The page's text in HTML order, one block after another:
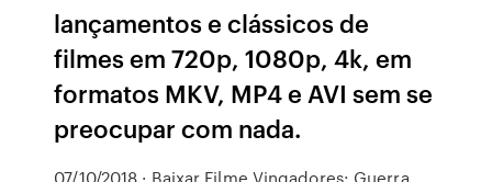
lançamentos e clássicos de
filmes em 720p, 1080p, 4k, em
formatos MKV, MP4 e AVI sem se
preocupar com nada.
07/10/2018 · Baixar Filme Vingadores: Guerra